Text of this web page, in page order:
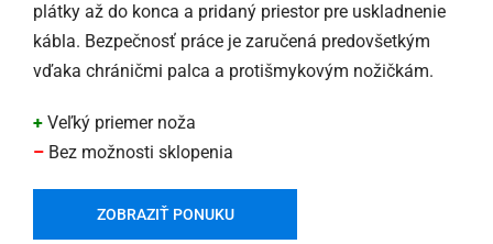
plátky až do konca a pridaný priestor pre uskladnenie
kábla. Bezpečnosť práce je zaručená predovšetkým
vďaka chráničmi palca a protišmykovým nožičkám.
+ Veľký priemer noža
– Bez možnosti sklopenia
ZOBRAZIŤ PONUKU